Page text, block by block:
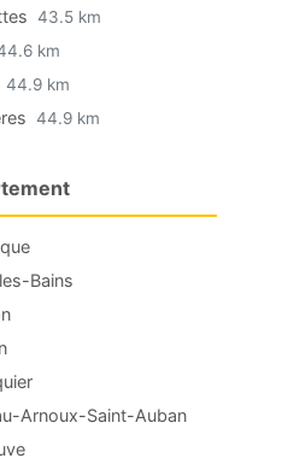
43.5 km
km
44.9 km
44.9 km
Bains
Arnoux-Saint-Auban